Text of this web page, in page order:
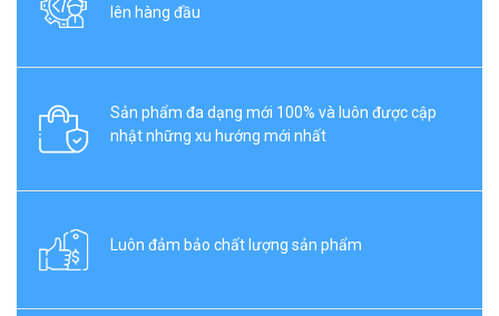
lên hàng đầu
Sản phẩm đa dạng mới 100% và luôn được cập
nhật những xu hướng mới nhất
Luôn đảm bảo chất lượng sản phẩm